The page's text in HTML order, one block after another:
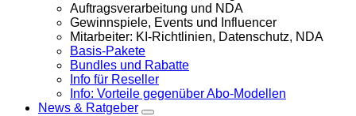
Auftragsverarbeitung und NDA
Gewinnspiele, Events und Influencer
Mitarbeiter: KI-Richtlinien, Datenschutz, NDA
Basis-Pakete
Bundles und Rabatte
Info für Reseller
Info: Vorteile gegenüber Abo-Modellen
News & Ratgeber